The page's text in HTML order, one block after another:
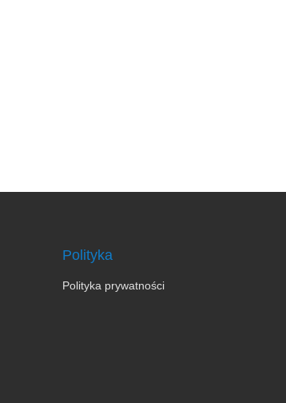
Polityka
Polityka prywatności